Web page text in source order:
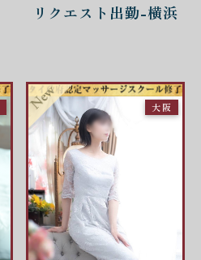
リクエスト出勤-横浜
大阪